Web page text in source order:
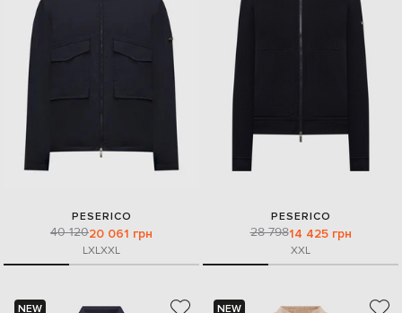
PESERICO
40 12020 061 грн
LXLXXL
PESERICO
28 79814 425 грн
XXL
NEW
NEW